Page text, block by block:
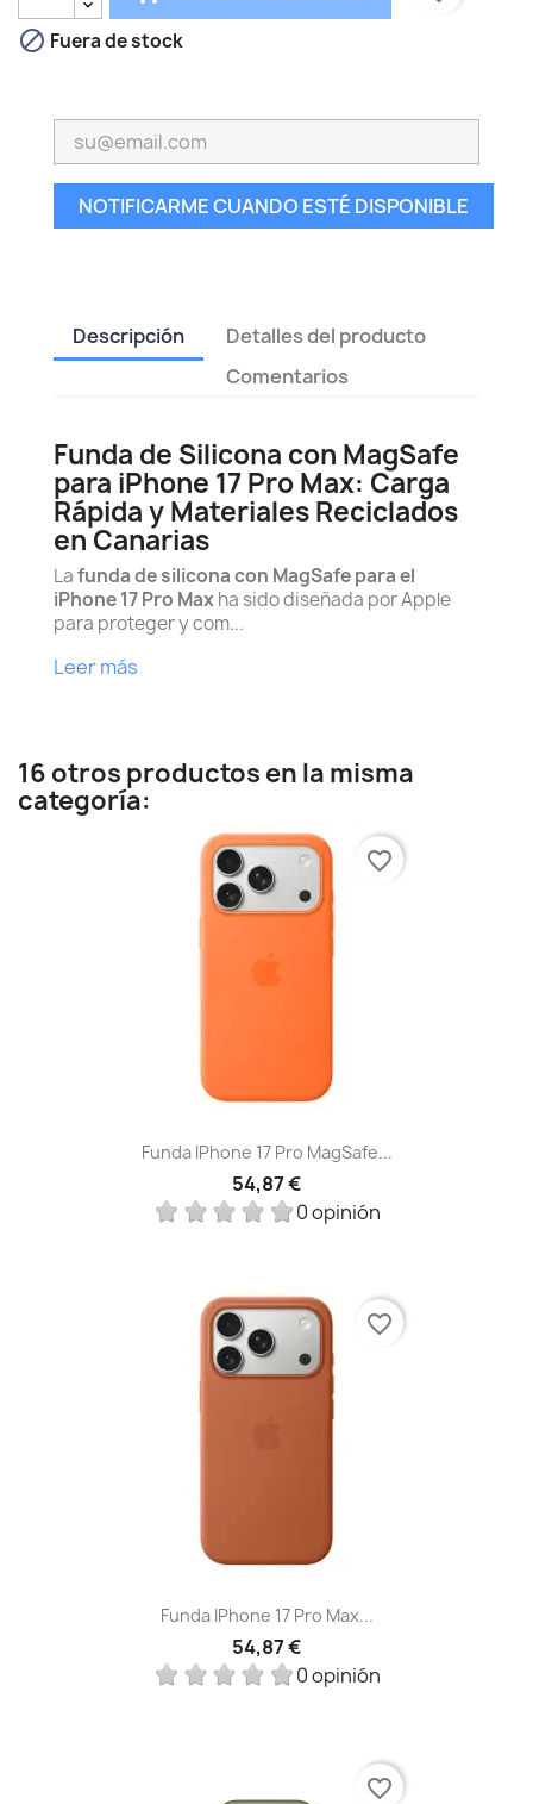
 Fuera de stock
NOTIFICARME CUANDO ESTÉ DISPONIBLE
Descripción
Detalles del producto
Comentarios
Funda de Silicona con MagSafe
para iPhone 17 Pro Max: Carga
Rápida y Materiales Reciclados
en Canarias
Lafunda de silicona con MagSafe para el
iPhone 17 Pro Maxha sido diseñada por Apple
para proteger y com...
Leer más
16 otros productos en la misma
categoría:
Funda IPhone 17 Pro MagSafe...
54,87 €
0 opinión
favorite_border
Funda IPhone 17 Pro Max...
54,87 €
0 opinión
favorite_border
favorite_border